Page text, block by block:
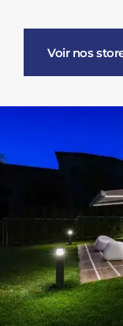
Voir nos